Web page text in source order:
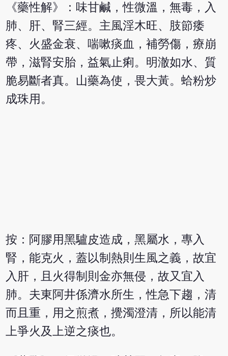
《藥性解》：味甘鹹，性微溫，無毒，入
肺、肝、腎三經。主風淫木旺、肢節痿
疼、火盛金衰、喘嗽痰血，補勞傷，療崩
帶，滋腎安胎，益氣止痢。明澈如水、質
脆易斷者真。山藥為使，畏大黃。蛤粉炒
成珠用。
按：阿膠用黑驢皮造成，黑屬水，專入
腎，能克火，蓋以制熱則生風之義，故宜
入肝，且火得制則金亦無侵，故又宜入
肺。夫東阿井係濟水所生，性急下趨，清
而且重，用之煎煮，攪濁澄清，所以能清
上爭火及上逆之痰也。